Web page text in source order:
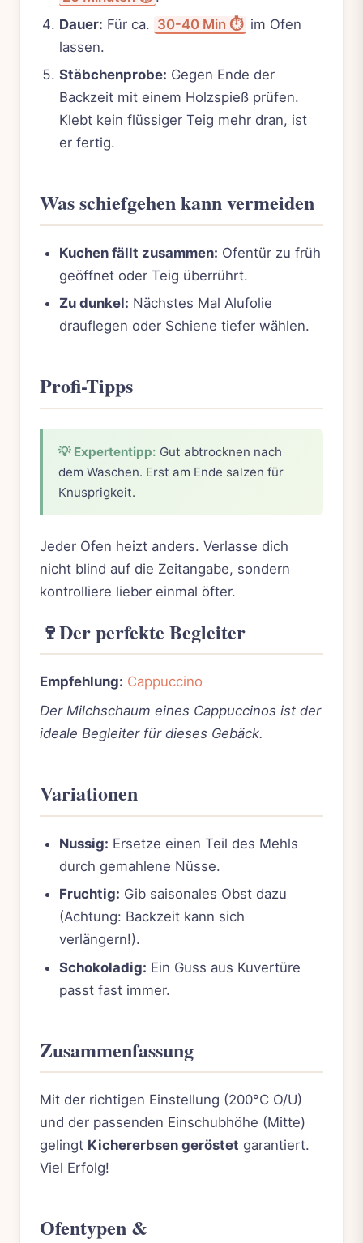
Dauer: Für ca. 30-40 Min ⏱️ im Ofen
lassen.
Stäbchenprobe: Gegen Ende der
Backzeit mit einem Holzspieß prüfen.
Klebt kein flüssiger Teig mehr dran, ist
er fertig.
Was schiefgehen kann vermeiden
Kuchen fällt zusammen: Ofentür zu früh
geöffnet oder Teig überrührt.
Zu dunkel: Nächstes Mal Alufolie
drauflegen oder Schiene tiefer wählen.
Profi-Tipps
💡 Expertentipp: Gut abtrocknen nach
dem Waschen. Erst am Ende salzen für
Knusprigkeit.
Jeder Ofen heizt anders. Verlasse dich
nicht blind auf die Zeitangabe, sondern
kontrolliere lieber einmal öfter.
🍷Der perfekte Begleiter
Empfehlung: Cappuccino
Der Milchschaum eines Cappuccinos ist der
ideale Begleiter für dieses Gebäck.
Variationen
Nussig: Ersetze einen Teil des Mehls
durch gemahlene Nüsse.
Fruchtig: Gib saisonales Obst dazu
(Achtung: Backzeit kann sich
verlängern!).
Schokoladig: Ein Guss aus Kuvertüre
passt fast immer.
Zusammenfassung
Mit der richtigen Einstellung (200°C O/U)
und der passenden Einschubhöhe (Mitte)
gelingt Kichererbsen geröstet garantiert.
Viel Erfolg!
Ofentypen &